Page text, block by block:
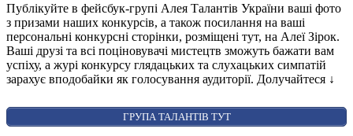
Публікуйте в фейсбук-групі Алея Талантів України ваші фото
з призами наших конкурсів, а також посилання на ваші
персональні конкурсні сторінки, розміщені тут, на Алеї Зірок.
Ваші друзі та всі поціновувачі мистецтв зможуть бажати вам
успіху, а журі конкурсу глядацьких та слухацьких симпатій
зарахує вподобайки як голосування аудиторії. Долучайтеся ↓
ГРУПА ТАЛАНТІВ ТУТ